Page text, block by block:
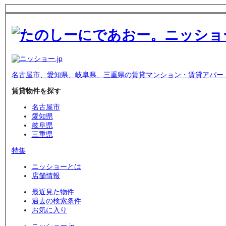
名古屋市、愛知県、岐阜県、三重県の賃貸マンション・賃貸アパー
賃貸物件を探す
名古屋市
愛知県
岐阜県
三重県
特集
ニッショーとは
店舗情報
最近見た物件
過去の検索条件
お気に入り